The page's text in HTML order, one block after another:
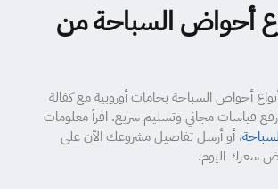
أحواض السباحة من
أحواض السباحة بخامات أوروبية مع كفالة
25 سنة ورفع قياسات مجاني وتسليم سريع. اقرأ معلومات
، أو أرسل تفاصيل مشروعك الآن على
سعرك اليوم.